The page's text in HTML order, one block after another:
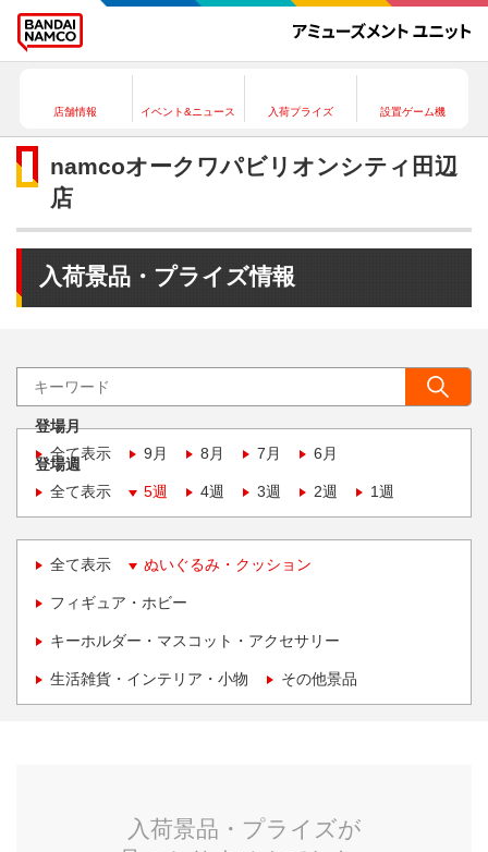
店舗情報 イベント&ニュース 入荷プライズ 設置ゲーム機
namcoオークワパビリオンシティ田辺
店
入荷景品・プライズ情報
登場月
全て表示
9月 8月 7月 6月
登場週
全て表示
5週 4週 3週 2週 1週
全て表示 ぬいぐるみ・クッション
フィギュア・ホビー
キーホルダー・マスコット・アクセサリー
生活雑貨・インテリア・小物 その他景品